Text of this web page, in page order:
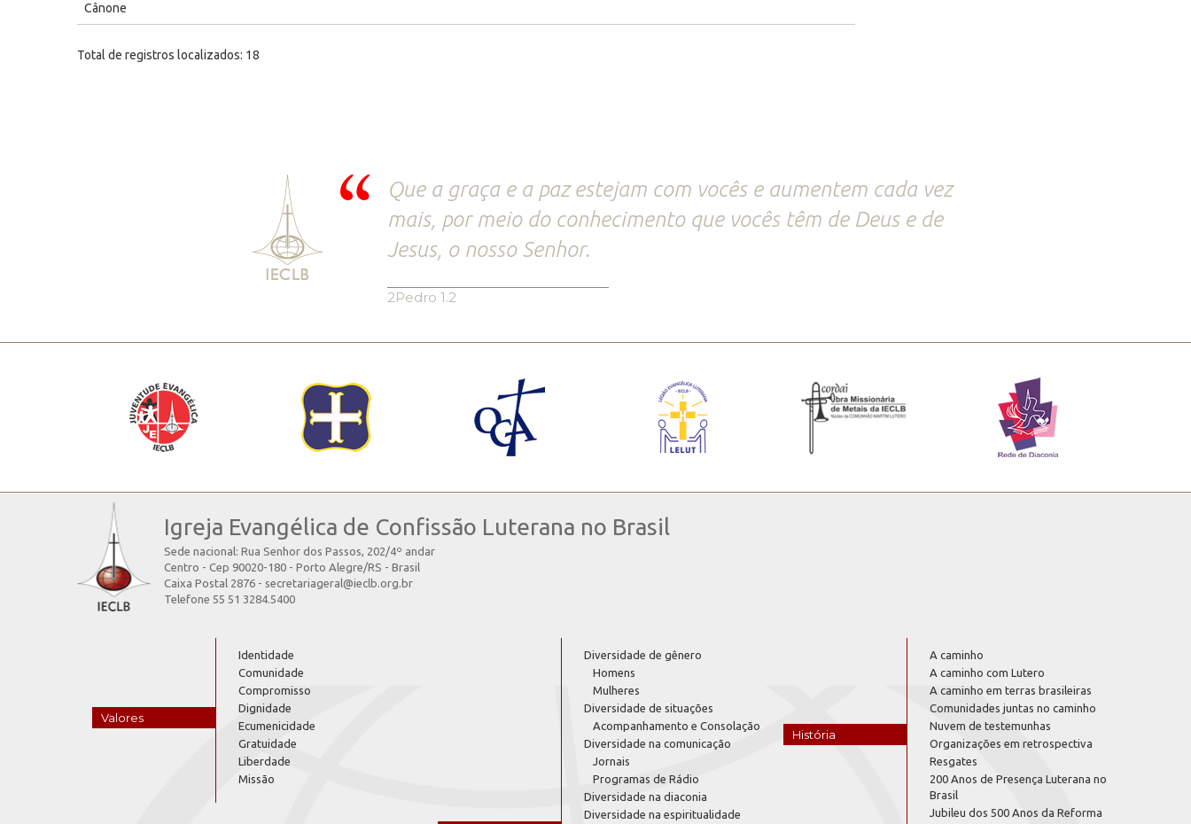
Cânone
Total de registros localizados: 18
Que a graça e a paz estejam com vocês e aumentem cada vez
mais, por meio do conhecimento que vocês têm de Deus e de
Jesus, o nosso Senhor.
2Pedro 1.2
Igreja Evangélica de Confissão Luterana no Brasil
Sede nacional: Rua Senhor dos Passos, 202/4º andar
Centro - Cep 90020-180 - Porto Alegre/RS - Brasil
Caixa Postal 2876 - secretariageral@ieclb.org.br
Telefone 55 51 3284.5400
Valores
Identidade
Comunidade
Compromisso
Dignidade
Ecumenicidade
Gratuidade
Liberdade
Missão
Diversidade de gênero
Homens
Mulheres
Diversidade de situações
Acompanhamento e Consolação
Diversidade na comunicação
Jornais
Programas de Rádio
Diversidade na diaconia
Diversidade na espiritualidade
História
A caminho
A caminho com Lutero
A caminho em terras brasileiras
Comunidades juntas no caminho
Nuvem de testemunhas
Organizações em retrospectiva
Resgates
200 Anos de Presença Luterana no
Brasil
Jubileu dos 500 Anos da Reforma